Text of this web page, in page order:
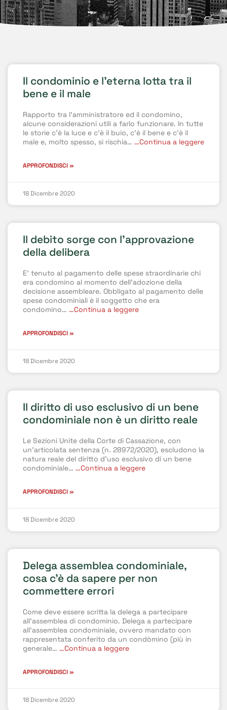
Il condominio e l’eterna lotta tra il
bene e il male
Rapporto tra l’amministratore ed il condomino,
alcune considerazioni utili a farlo funzionare. In tutte
le storie c’è la luce e c’è il buio, c’è il bene e c’è il
male e, molto spesso, si rischia… …Continua a leggere
APPROFONDISCI »
18 Dicembre 2020
Il debito sorge con l’approvazione
della delibera
E’ tenuto al pagamento delle spese straordinarie chi
era condomino al momento dell’adozione della
decisione assembleare. Obbligato al pagamento delle
spese condominiali è il soggetto che era
condomino… …Continua a leggere
APPROFONDISCI »
18 Dicembre 2020
Il diritto di uso esclusivo di un bene
condominiale non è un diritto reale
Le Sezioni Unite della Corte di Cassazione, con
un’articolata sentenza (n. 28972/2020), escludono la
natura reale del diritto d’uso esclusivo di un bene
condominiale… …Continua a leggere
APPROFONDISCI »
18 Dicembre 2020
Delega assemblea condominiale,
cosa c’è da sapere per non
commettere errori
Come deve essere scritta la delega a partecipare
all’assemblea di condominio. Delega a partecipare
all’assemblea condominiale, ovvero mandato con
rappresentata conferito da un condòmino (più in
generale… …Continua a leggere
APPROFONDISCI »
18 Dicembre 2020